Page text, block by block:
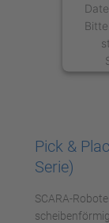
Pick &
Serie)
SCARA-